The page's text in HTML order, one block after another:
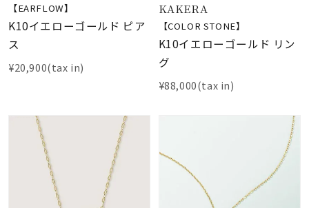
【EARFLOW】
K10イエローゴールド ピア
ス
¥20,900(tax in)
KAKERA
【COLOR STONE】
K10イエローゴールド リン
グ
¥88,000(tax in)